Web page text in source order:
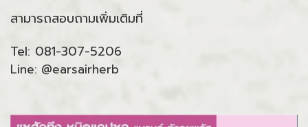
สามารถสอบถามเพิ่มเติมที่
Tel: 081-307-5206
Line: @earsairherb